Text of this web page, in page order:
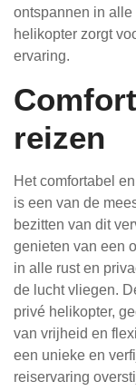
ontspannen in alle
helikopter zorgt
ervaring.
reizen
Het comfortabel
is een van de
bezitten van dit
genieten van een
in alle rust en
de lucht vliegen.
privé helikopter,
van vrijheid en
een unieke en
reiservaring